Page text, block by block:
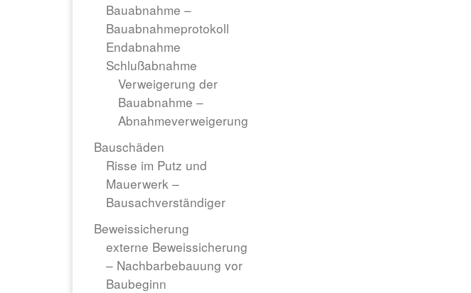
Bauabnahme –
Bauabnahmeprotokoll
Endabnahme
Schlußabnahme
Verweigerung der
Bauabnahme –
Abnahmeverweigerung
Bauschäden
Risse im Putz und
Mauerwerk –
Bausachverständiger
Beweissicherung
externe Beweissicherung
– Nachbarbebauung vor
Baubeginn